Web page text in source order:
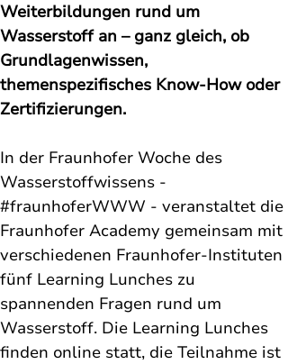
Weiterbildungen rund um
Wasserstoff an – ganz gleich, ob
Grundlagenwissen,
themenspezifisches Know-How oder
Zertifizierungen.
In der Fraunhofer Woche des
Wasserstoffwissens -
#fraunhoferWWW - veranstaltet die
Fraunhofer Academy gemeinsam mit
verschiedenen Fraunhofer-Instituten
fünf Learning Lunches zu
spannenden Fragen rund um
Wasserstoff. Die Learning Lunches
finden online statt, die Teilnahme ist